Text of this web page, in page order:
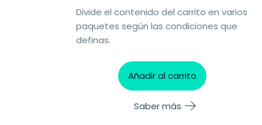
Divide el contenido del carrito en varios
paquetes según las condiciones que
definas.
Añadir al carrito
Saber más